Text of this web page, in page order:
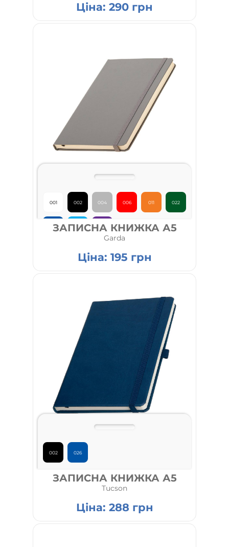
Ціна: 290 грн
001 002 004 006 011 022
026 027 031
ЗАПИСНА КНИЖКА А5
Garda
Ціна: 195 грн
002 026
ЗАПИСНА КНИЖКА А5
Tucson
Ціна: 288 грн